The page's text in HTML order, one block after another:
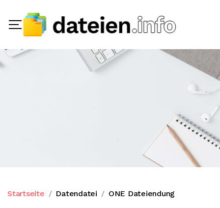
Startseite Datendatei ONE Dateiendung